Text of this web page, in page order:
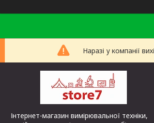
Наразі у компанії
Інтернет-магазин вимірювальної техніки,